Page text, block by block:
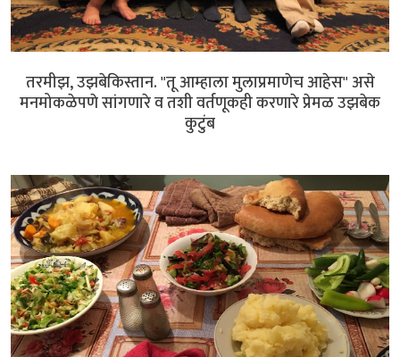
तरमीझ, उझबेकिस्तान. "तू आम्हाला मुलाप्रमाणेच आहेस" असे
मनमोकळेपणे सांगणारे व तशी वर्तणूकही करणारे प्रेमळ उझबेक
कुटुंब